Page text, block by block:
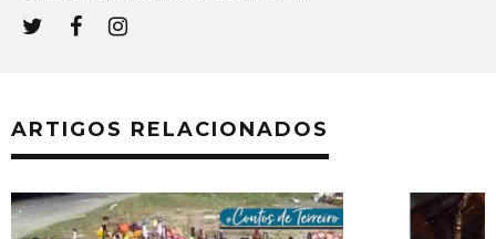
ARTIGOS RELACIONADOS